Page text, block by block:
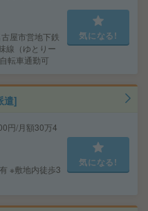
屋市営地下鉄
線（ゆとりー
転車通勤可
気になる!
遣]
円/月額30万4
※敷地内徒歩3
気になる!